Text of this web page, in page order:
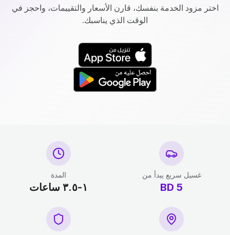
اختر مزود الخدمة بنفسك، قارن الأسعار والتقييمات، واحجز في
الوقت الذي يناسبك.
غسيل سريع يبدأ من
5
BD
المدة
١-٣.٥ ساعات